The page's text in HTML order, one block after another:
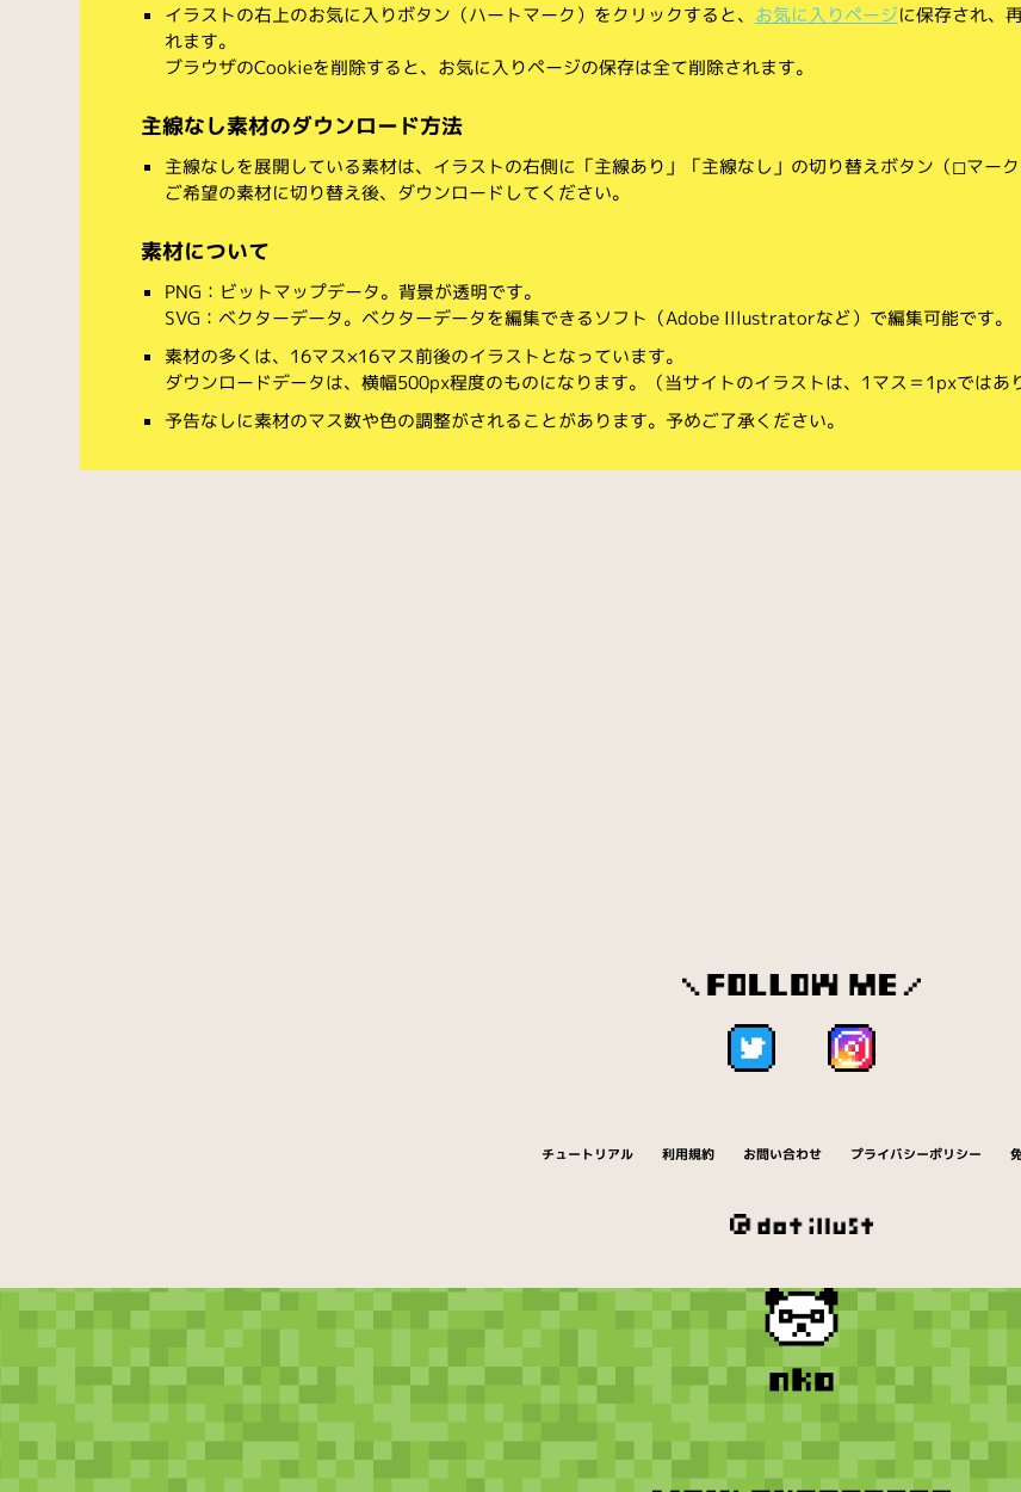
イラストの右上のお気に入りボタン（ハートマーク）をクリックすると、 お気に入りページに保存され、
れます。
ブラウザのCookieを削除すると、お気に入りページの保存は全て削除されます。
主線なし素材のダウンロード方法
主線なしを展開している素材は、イラストの右側に「主線あり」「主線なし」の切り替えボタン（◻︎マーク
ご希望の素材に切り替え後、ダウンロードしてください。
素材について
PNG：ビットマップデータ。背景が透明です。
SVG：ベクターデータ。ベクターデータを編集できるソフト（Adobe Illustratorなど）で編集可能です。
素材の多くは、16マス×16マス前後のイラストとなっています。
ダウンロードデータは、横幅500px程度のものになります。（当サイトのイラストは、1マス＝1pxではあ
予告なしに素材のマス数や色の調整がされることがあります。予めご了承ください。
チュートリアル 利用規約 お問い合わせ プライバシーポリシー